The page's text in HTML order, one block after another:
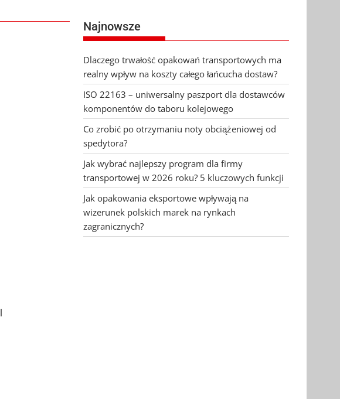
Najnowsze
Dlaczego trwałość opakowań transportowych ma
realny wpływ na koszty całego łańcucha dostaw?
ISO 22163 – uniwersalny paszport dla dostawców
komponentów do taboru kolejowego
Co zrobić po otrzymaniu noty obciążeniowej od
spedytora?
Jak wybrać najlepszy program dla firmy
transportowej w 2026 roku? 5 kluczowych funkcji
Jak opakowania eksportowe wpływają na
wizerunek polskich marek na rynkach
zagranicznych?